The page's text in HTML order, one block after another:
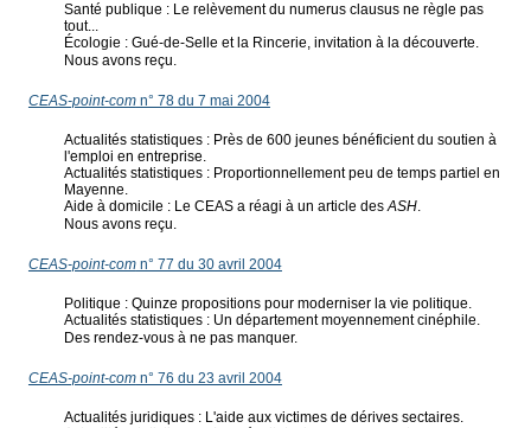
Santé publique : Le relèvement du numerus clausus ne règle pas
tout...
Écologie : Gué-de-Selle et la Rincerie, invitation à la découverte.
Nous avons reçu.
CEAS-point-comn° 78 du 7 mai 2004
Actualités statistiques : Près de 600 jeunes bénéficient du soutien à
l'emploi en entreprise.
Actualités statistiques : Proportionnellement peu de temps partiel en
Mayenne.
Aide à domicile : Le CEAS a réagi à un article desASH.
Nous avons reçu.
CEAS-point-comn° 77 du 30 avril 2004
Politique : Quinze propositions pour moderniser la vie politique.
Actualités statistiques : Un département moyennement cinéphile.
Des rendez-vous à ne pas manquer.
CEAS-point-comn° 76 du 23 avril 2004
Actualités juridiques : L'aide aux victimes de dérives sectaires.